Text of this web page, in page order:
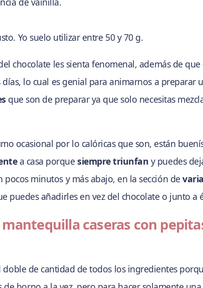
Yo suelo utilizar entre 50 y 70 g.
chocolate les sienta fenomenal, además de
lo cual es genial para animarnos a preparar
que son de preparar ya que solo necesitas
ocasional por lo calóricas que son, están
a casa porquesiempre triunfan y puedes
pocos minutos y más abajo, en la sección de
puedes añadirles en vez del chocolate o junto a
caseras con
doble de cantidad de todos los ingredientes